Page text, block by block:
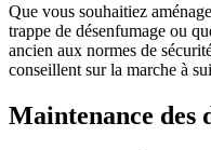
Que vous souhaitiez
trappe de désenfumage ou
ancien aux normes de
conseillent sur la marche à
Maintenance des